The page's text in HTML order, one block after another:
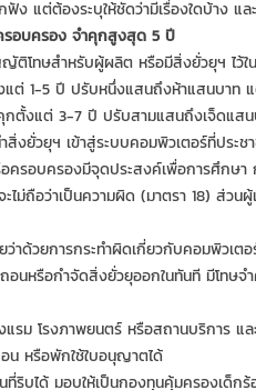
ง แต่ต้องระบุให้ชัดว่ามีเรื่องใดบ้าง แ
รอบครอง จำคุกสูงสุด 5 ปี
ติโทษสำหรับผู้ผลิต หรือมีสิ่งยั่วยุฯ ไว้ใ
แต่ 1-5 ปี ปรับหนึ่งแสนถึงห้าแสนบาท
กตั้งแต่ 3-7 ปี ปรับสามแสนถึงเจ็ดแส
สิ่งยั่วยุฯ เข้าสู่ระบบคอมพิวเตอร์ที่ประ
ครอบครองมีจุดประสงค์เพื่อการศึกษา
ะไม่ถือว่าเป็นความผิด (มาตรา 18) ส่ว
าด้วยการกระทำผิดเกี่ยวกับคอมพิวเต
นหรือกำจัดสิ่งยั่วยุออกในทันที มีโทษจ
แรม โรงภาพยนตร์ หรือสถานบริการ แ
อน หรือพักใช้ใบอนุญาตได้
ที่ริบได้ มอบให้เป็นกองทุนคุ้มครองเด็